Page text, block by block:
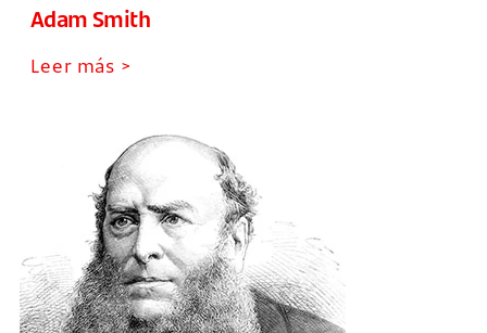
Adam Smith
Leer más >